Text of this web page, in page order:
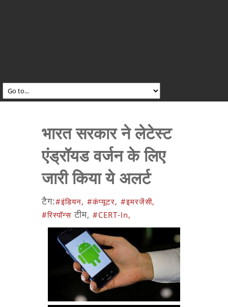
भारत सरकार ने लेटेस्ट
एंड्रॉयड वर्जन के लिए
जारी किया ये अलर्ट
टैग:#इंडियन, #कंप्यूटर, #इमरजेंसी,
#रिस्पॉन्सटीम, #CERT-In,